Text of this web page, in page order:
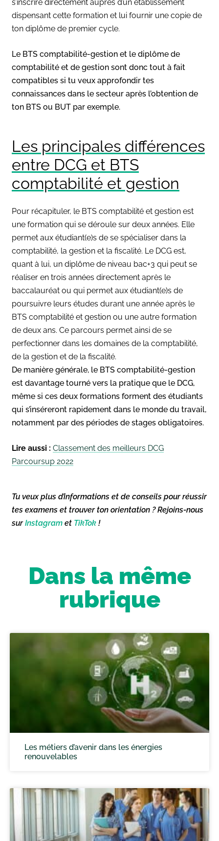
s’inscrire directement auprès d’un établissement
dispensant cette formation et lui fournir une copie de
ton diplôme de premier cycle.
Le BTS comptabilité-gestion et le diplôme de
comptabilité et de gestion sont donc tout à fait
compatibles si tu veux approfondir tes
connaissances dans le secteur après l’obtention de
ton BTS ou BUT par exemple.
Les principales différences
entre DCG et BTS
comptabilité et gestion
Pour récapituler, le BTS comptabilité et gestion est
une formation qui se déroule sur deux années. Elle
permet aux étudiant(e)s de se spécialiser dans la
comptabilité, la gestion et la fiscalité. Le DCG est,
quant à lui, un diplôme de niveau bac+3 qui peut se
réaliser en trois années directement après le
baccalauréat ou qui permet aux étudiant(e)s de
poursuivre leurs études durant une année après le
BTS comptabilité et gestion ou une autre formation
de deux ans. Ce parcours permet ainsi de se
perfectionner dans les domaines de la comptabilité,
de la gestion et de la fiscalité.
De manière générale, le BTS comptabilité-gestion
est davantage tourné vers la pratique que le DCG,
même si ces deux formations forment des étudiants
qui s’inséreront rapidement dans le monde du travail,
notamment par des périodes de stages obligatoires.
Lire aussi : Classement des meilleurs DCG
Parcoursup 2022
Tu veux plus d’informations et de conseils pour réussir
tes examens et trouver ton orientation ? Rejoins-nous
surInstagram et TikTok !
Dans la même
rubrique
Les métiers d’avenir dans les énergies
renouvelables